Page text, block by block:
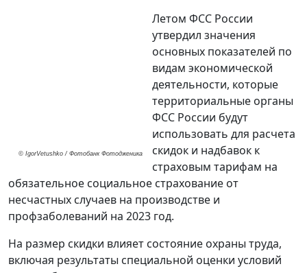
© IgorVetushko / Фотобанк Фотодженика
Летом ФСС России
утвердил значения
основных показателей по
видам экономической
деятельности, которые
территориальные органы
ФСС России будут
использовать для расчета
скидок и надбавок к
страховым тарифам на
обязательное социальное страхование от
несчастных случаев на производстве и
профзаболеваний на 2023 год.
На размер скидки влияет состояние охраны труда,
включая результаты специальной оценки условий